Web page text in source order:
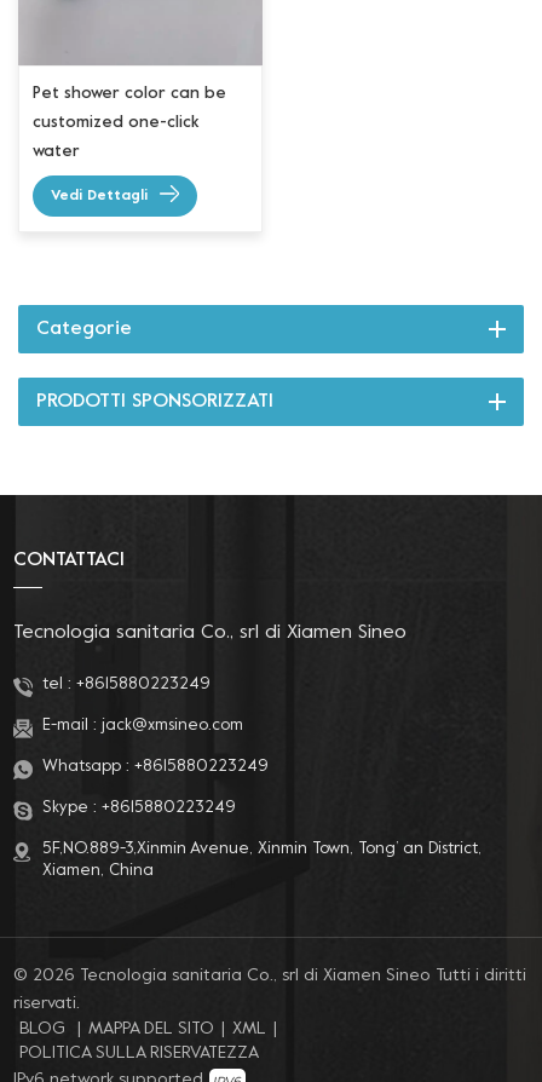
Pet shower color can be
customized one-click
water
Vedi Dettagli
Categorie
PRODOTTI SPONSORIZZATI
CONTATTACI
Tecnologia sanitaria Co., srl di Xiamen Sineo
tel : +8615880223249
E-mail : jack@xmsineo.com
Whatsapp : +8615880223249
Skype : +8615880223249
5F,NO.889-3,Xinmin Avenue, Xinmin Town, Tong’ an District,
Xiamen, China
© 2026 Tecnologia sanitaria Co., srl di Xiamen Sineo Tutti i diritti
riservati.
BLOG
MAPPA DEL SITO XML
POLITICA SULLA RISERVATEZZA